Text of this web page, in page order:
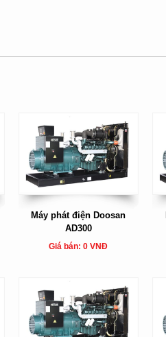
Máy phát điện Doosan
AD300
Giá bán: 0 VNĐ